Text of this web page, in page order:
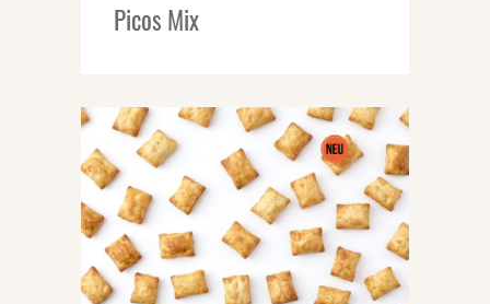
Picos Mix